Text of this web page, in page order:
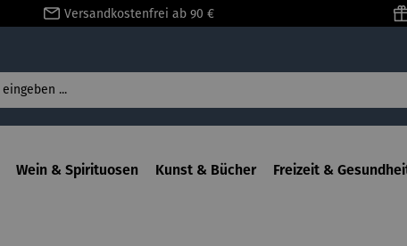
Versandkostenfrei ab 90 €
Wein & Spirituosen Kunst & Bücher Freizeit &